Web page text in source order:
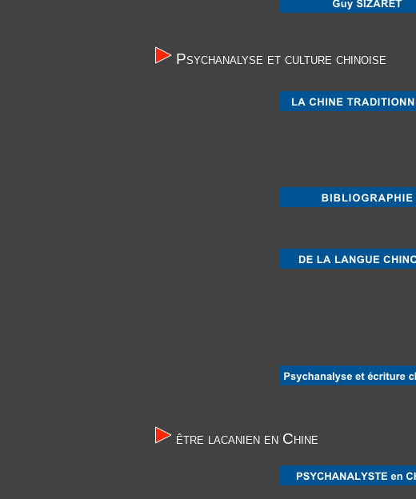
Psychanalyse et culture chinoise
être lacanien en Chine